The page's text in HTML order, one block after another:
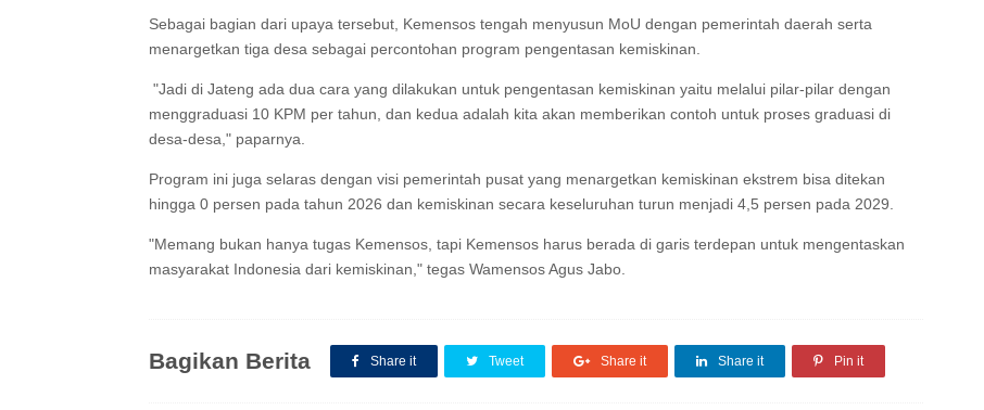
Sebagai bagian dari upaya tersebut, Kemensos tengah menyusun MoU dengan pemerintah daerah serta
menargetkan tiga desa sebagai percontohan program pengentasan kemiskinan.
"Jadi di Jateng ada dua cara yang dilakukan untuk pengentasan kemiskinan yaitu melalui pilar-pilar dengan
menggraduasi 10 KPM per tahun, dan kedua adalah kita akan memberikan contoh untuk proses graduasi di
desa-desa," paparnya.
Program ini juga selaras dengan visi pemerintah pusat yang menargetkan kemiskinan ekstrem bisa ditekan
hingga 0 persen pada tahun 2026 dan kemiskinan secara keseluruhan turun menjadi 4,5 persen pada 2029.
"Memang bukan hanya tugas Kemensos, tapi Kemensos harus berada di garis terdepan untuk mengentaskan
masyarakat Indonesia dari kemiskinan," tegas Wamensos Agus Jabo.
Bagikan Berita Share it Tweet Share it Share it Pin it